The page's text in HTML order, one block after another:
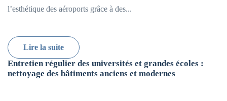
l’esthétique des aéroports grâce à des...
Lire la suite
Entretien régulier des universités et grandes écoles :
nettoyage des bâtiments anciens et modernes